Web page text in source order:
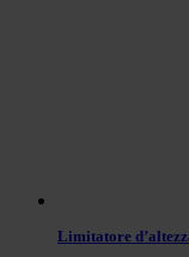
Limitatore